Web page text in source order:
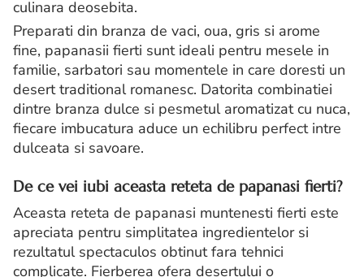
culinara deosebita.
Preparati din branza de vaci, oua, gris si arome
fine, papanasii fierti sunt ideali pentru mesele in
familie, sarbatori sau momentele in care doresti un
desert traditional romanesc. Datorita combinatiei
dintre branza dulce si pesmetul aromatizat cu nuca,
fiecare imbucatura aduce un echilibru perfect intre
dulceata si savoare.
De ce vei iubi aceasta reteta de papanasi fierti?
Aceasta reteta de papanasi muntenesti fierti este
apreciata pentru simplitatea ingredientelor si
rezultatul spectaculos obtinut fara tehnici
complicate. Fierberea ofera desertului o